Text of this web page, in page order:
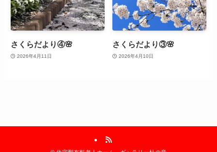
さくらだより④🌸
2026年4月11日
さくらだより③🌸
2026年4月10日